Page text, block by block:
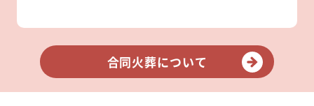
合同火葬について